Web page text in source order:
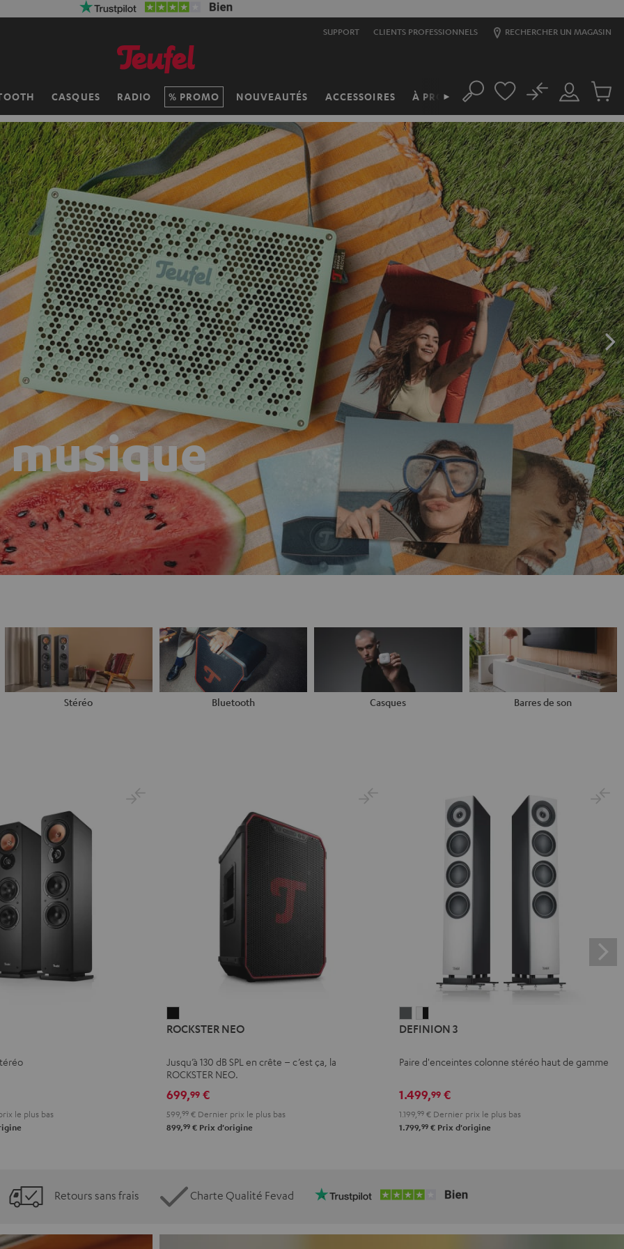
SUPPORT CLIENTS PROFESSIONNELS RECHERCHER UN MAGASIN
CASQUES RADIO PROMO NOUVEAUTÉS ACCESSOIRES À PROPOS
► Rechercher
Mon
compte
No
du
panier
Stéréo Bluetooth Casques Barres de son
le plus bas
NEO
ROCKSTER NEO
Jusqu’à 130 dB SPL en crête – c’est ça, la
ROCKSTER NEO.
699,99 €
599, 99 € Dernier prix le plus bas
899,99 € Prix d'origine
3
3
/
DEFINION 3
Paire d'enceintes colonne stéréo haut de gamme
1.499,99€
1.199, 99€Dernier prix le plus bas
1.799,99€Prix d'origine
Retours sans frais Charte Qualité Fevad